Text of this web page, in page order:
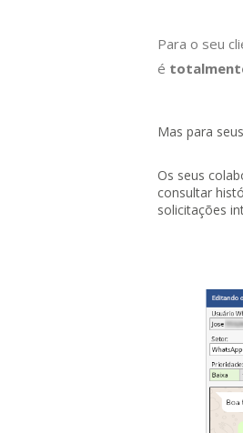
Para o seu
é
Mas para
Os seus
consultar
solicitações